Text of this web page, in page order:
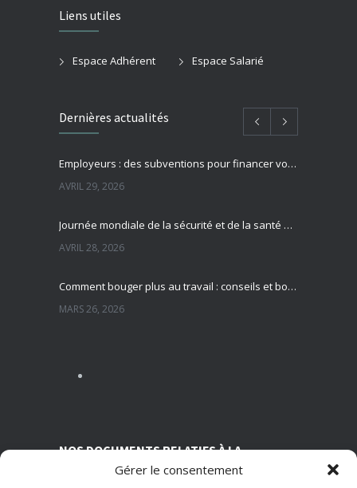
Gérer le consentement
Liens utiles
Espace Adhérent Espace Salarié
Dernières actualités
Employeurs : des subventions pour financer vos actions de prévention des risques professionnels
AVRIL 29, 2026
Journée mondiale de la sécurité et de la santé au travail : focus sur la prévention des risques professionnels
AVRIL 28, 2026
Comment bouger plus au travail : conseils et bonnes pratiques pour préserver sa santé
MARS 26, 2026
MARS 13, 2026
NOS DOCUMENTS RELATIFS À LA
TRANSPARENCE SUR NOS CONDITIONS